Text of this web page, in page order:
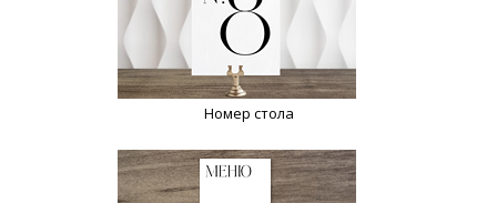
Номер стола